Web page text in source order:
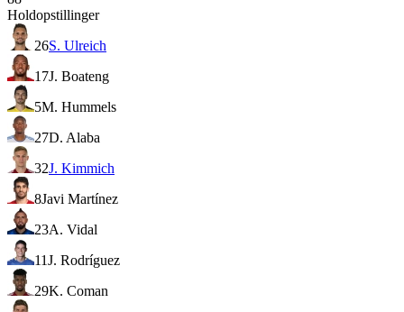
Holdopstillinger
26S. Ulreich
17J. Boateng
5M. Hummels
27D. Alaba
32J. Kimmich
8Javi Martínez
23A. Vidal
11J. Rodríguez
29K. Coman